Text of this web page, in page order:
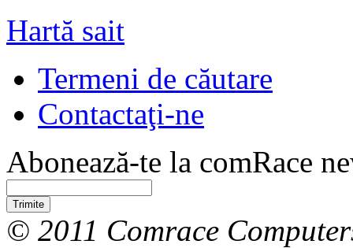
Hartă sait
Termeni de căutare
Contactaţi-ne
Abonează-te la comRace
Trimite
© 2011 Comrace